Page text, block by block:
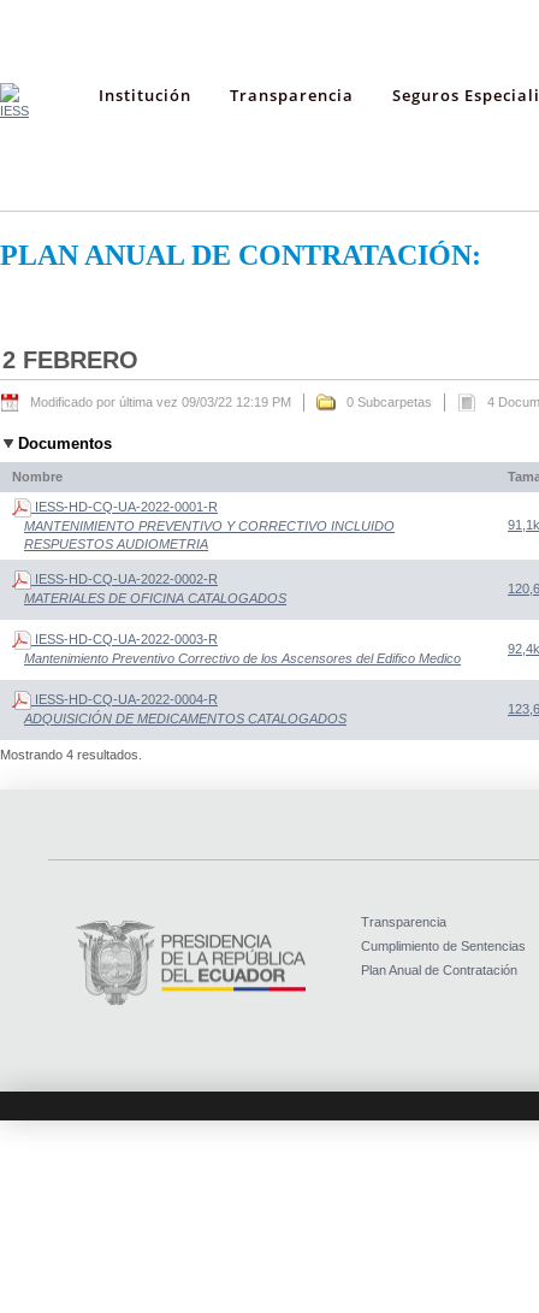
Institución Transparencia Seguros
PLAN ANUAL DE CONTRATACIÓN:
2 FEBRERO
Modificado por última vez 09/03/22 12:19 PM 0 Subcarpetas 4
Documentos
Nombre
IESS-HD-CQ-UA-2022-0001-R
MANTENIMIENTO PREVENTIVO Y CORRECTIVO INCLUIDO
RESPUESTOS AUDIOMETRIA
91,1k
IESS-HD-CQ-UA-2022-0002-R
MATERIALES DE OFICINA CATALOGADOS
IESS-HD-CQ-UA-2022-0003-R
Mantenimiento Preventivo Correctivo de los Ascensores del Edifico Medico
92,4k
IESS-HD-CQ-UA-2022-0004-R
ADQUISICIÓN DE MEDICAMENTOS CATALOGADOS
Mostrando 4 resultados.
Transparencia
Cumplimiento de Sentencias
Plan Anual de Contratación